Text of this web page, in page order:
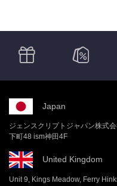
Japan
ジェンスクリプトジャパン株式
下町48 ism神田4F
United Kingdom
Unit 9, Kings Meadow, Ferry